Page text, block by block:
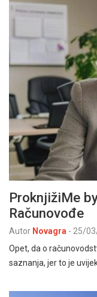
ProknjižiMe
Računovođe
Autor Novagra - 25/
Opet, da o
saznanja, jer to je